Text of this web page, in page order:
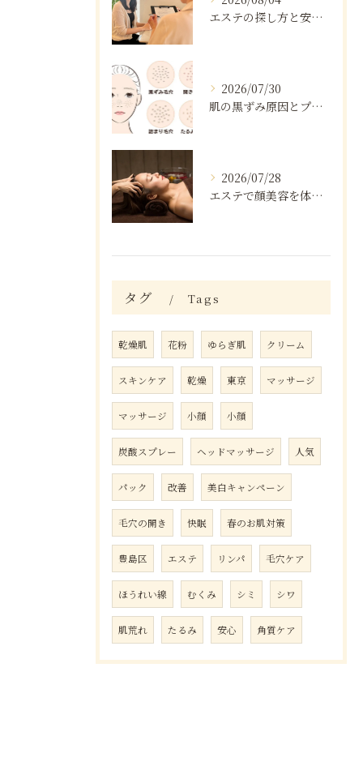
エステの探し方と安心して選べる料金・初回体験ガイド
2026/07/30
肌の黒ずみ原因とプロの解消法
2026/07/28
エステで顔美容を体験できる東京都豊島区池袋のトライアル活用法
タグ Tags
乾燥肌 花粉 ゆらぎ肌 クリーム
スキンケア 乾燥 東京 マッサージ
マッサージ 小顔 小顔
炭酸スプレー ヘッドマッサージ 人気
パック 改善 美白キャンペーン
毛穴の開き 快眠 春のお肌対策
豊島区 エステ リンパ 毛穴ケア
ほうれい線 むくみ シミ シワ
肌荒れ たるみ 安心 角質ケア